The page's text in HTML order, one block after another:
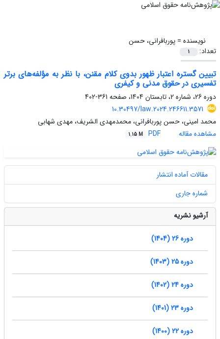
نویسنده = پوربافرانی، حسن
تعداد:
تبیین گستره اعتبار ظهور بدوی کلام مقنن، با نظر به مؤلفه‌های برتر
تفسیری در حقوق مدنی و کیفری
دوره 26، شماره 2، تابستان 1404، صفحه
361-402
10.30497/law.2024.246611.3571
محمد امینی، حسن پوربافرانی، محمدمهدی الشریف، مهدی شهابی
مشاهده مقاله
1.15 M
مقالات آماده انتشار
شماره جاری
آرشیو نشریه
دوره 26 (1404)
دوره 25 (1403)
دوره 24 (1402)
دوره 23 (1401)
دوره 22 (1400)